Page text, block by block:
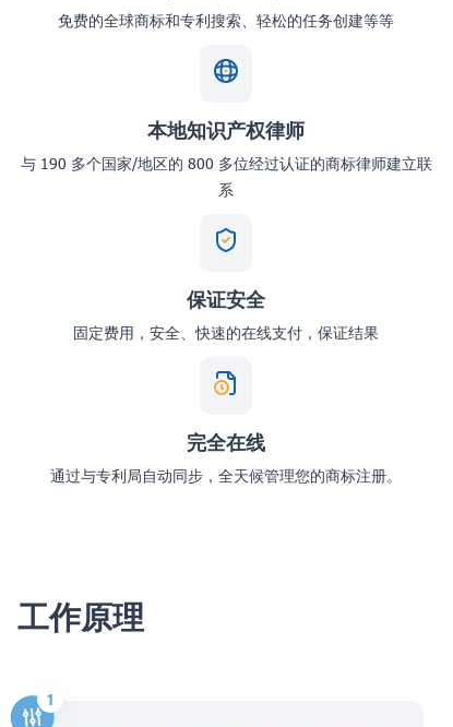
免费的全球商标和专利搜索、轻松的任务创建等等
本地知识产权律师
与 190 多个国家/地区的 800 多位经过认证的商标律师建立联
系
保证安全
固定费用，安全、快速的在线支付，保证结果
完全在线
通过与专利局自动同步，全天候管理您的商标注册。
工作原理